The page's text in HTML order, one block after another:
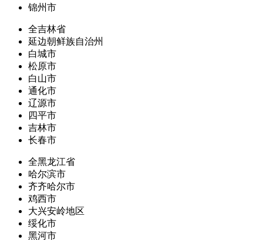
锦州市
全吉林省
延边朝鲜族自治州
白城市
松原市
白山市
通化市
辽源市
四平市
吉林市
长春市
全黑龙江省
哈尔滨市
齐齐哈尔市
鸡西市
大兴安岭地区
绥化市
黑河市